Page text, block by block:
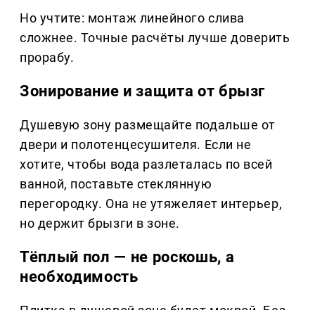
Но учтите: монтаж линейного слива
сложнее. Точные расчёты лучше доверить
прорабу.
Зонирование и защита от брызг
Душевую зону размещайте подальше от
двери и полотенцесушителя. Если не
хотите, чтобы вода разлеталась по всей
ванной, поставьте стеклянную
перегородку. Она не утяжеляет интерьер,
но держит брызги в зоне.
Тёплый пол — не роскошь, а
необходимость